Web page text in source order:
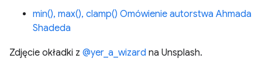
min(), max(), clamp() Omówienie autorstwa Ahmada
Shadeda
Zdjęcie okładki z @yer_a_wizard na Unsplash.